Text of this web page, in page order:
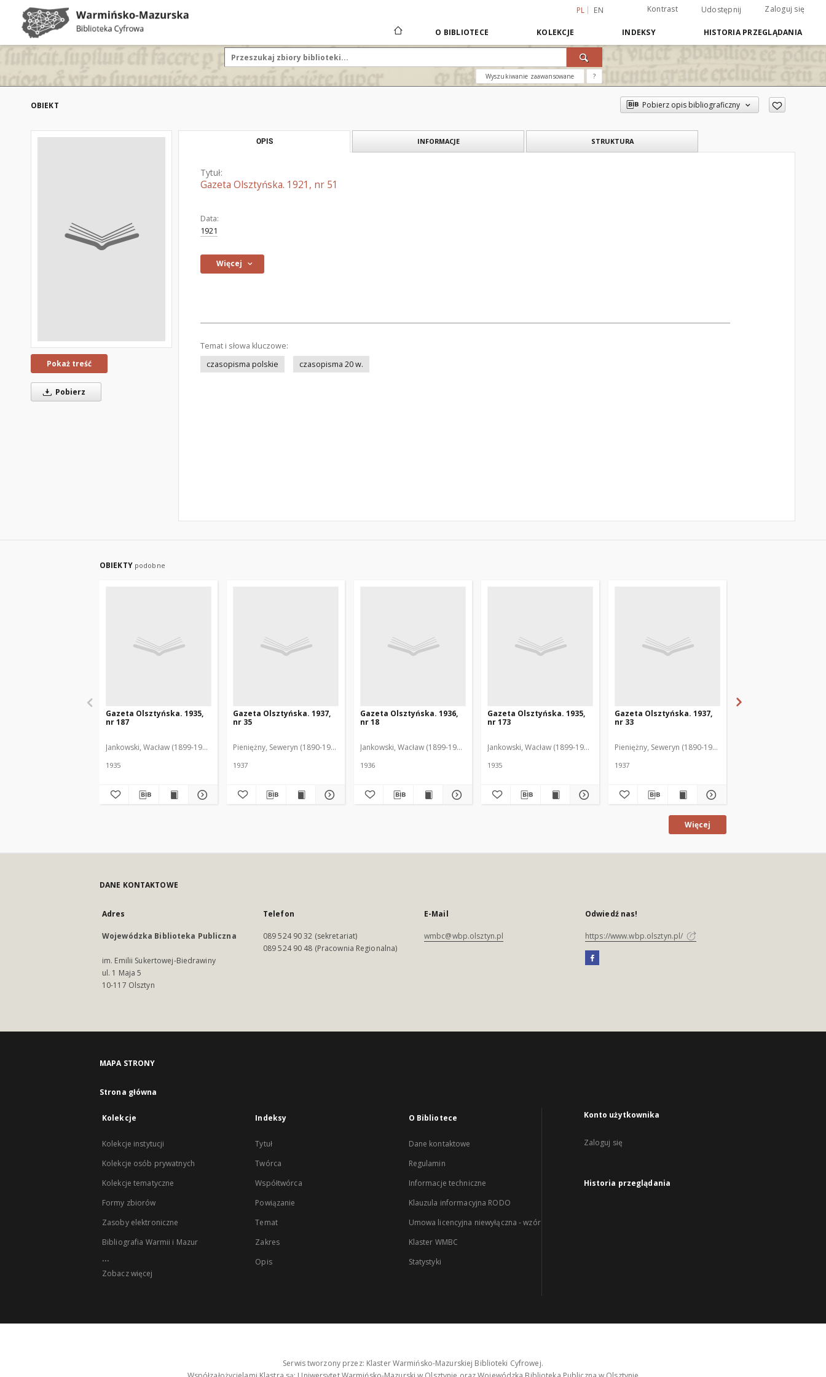
PL EN Kontrast Udostępnij Zaloguj się
O BIBLIOTECE KOLEKCJE INDEKSY HISTORIA PRZEGLĄDANIA
Wyszukiwanie zaawansowane ?
OBIEKT Pobierz opis bibliograficzny
Pokaż treść
Pobierz
OPIS INFORMACJE STRUKTURA
Tytuł:
Gazeta Olsztyńska. 1921, nr 51
Data:
1921
Więcej
Temat i słowa kluczowe:
czasopisma polskie
czasopisma 20 w.
OBIEKTY podobne
Gazeta Olsztyńska. 1935,
nr 187
Jankowski, Wacław (1899-1975). Red.
1935
Gazeta Olsztyńska. 1937,
nr 35
Pieniężny, Seweryn (1890-1940). Red.
1937
Gazeta Olsztyńska. 1936,
nr 18
Jankowski, Wacław (1899-1975). Red.
1936
Gazeta Olsztyńska. 1935,
nr 173
Jankowski, Wacław (1899-1975). Red.
1935
Gazeta Olsztyńska. 1937,
nr 33
Pieniężny, Seweryn (1890-1940). Red.
1937
Więcej
DANE KONTAKTOWE
Adres
Wojewódzka Biblioteka Publiczna
im. Emilii Sukertowej-Biedrawiny
ul. 1 Maja 5
10-117 Olsztyn
Telefon
089 524 90 32 (sekretariat)
089 524 90 48 (Pracownia Regionalna)
E-Mail
wmbc@wbp.olsztyn.pl
Odwiedź nas!
https://www.wbp.olsztyn.pl/
MAPA STRONY
Strona główna
Kolekcje
Kolekcje instytucji
Kolekcje osób prywatnych
Kolekcje tematyczne
Formy zbiorów
Zasoby elektroniczne
Bibliografia Warmii i Mazur
...
Zobacz więcej
Indeksy
Tytuł
Twórca
Współtwórca
Powiązanie
Temat
Zakres
Opis
O Bibliotece
Dane kontaktowe
Regulamin
Informacje techniczne
Klauzula informacyjna RODO
Umowa licencyjna niewyłączna - wzór
Klaster WMBC
Statystyki
Konto użytkownika
Zaloguj się
Historia przeglądania
Serwis tworzony przez: Klaster Warmińsko-Mazurskiej Biblioteki Cyfrowej.